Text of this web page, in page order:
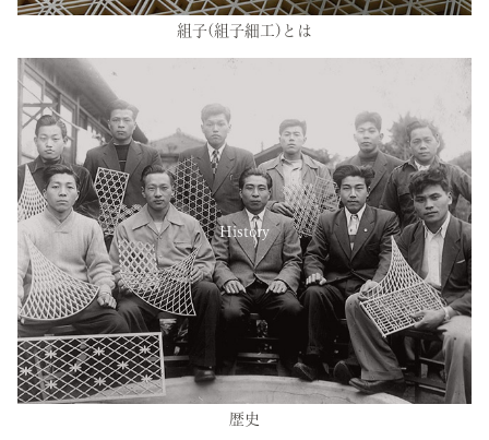
組子(組子細工)とは
History
歴史